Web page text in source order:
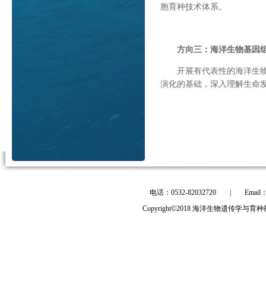
胞育种技术体系。
方向三：海洋生物基因
开展有代表性的海洋生
演化的基础，深入理解生命
电话：0532-82032720
Email
Copyright©2018 海洋生物遗传学与育种